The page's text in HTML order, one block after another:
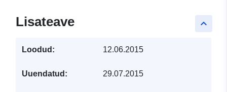
keyboard_arrow_up
Lisateave
Loodud: 12.06.2015
Uuendatud: 29.07.2015